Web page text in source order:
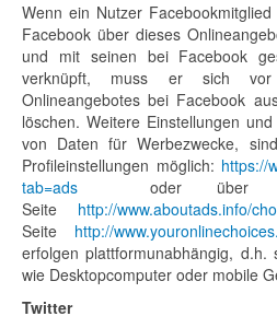
Wenn ein Nutzer
Facebook über dieses
und mit seinen bei Facebook
verknüpft, muss er sich
Onlineangebotes bei Facebook
löschen. Weitere Einstellungen
von Daten für Werbezwecke,
Profileinstellungen möglich: https://
tab=ads oder über die
Seite http://www.aboutads.info/
Seite http://
erfolgen plattformunabhängig,
wie Desktopcomputer oder mobile
Twitter